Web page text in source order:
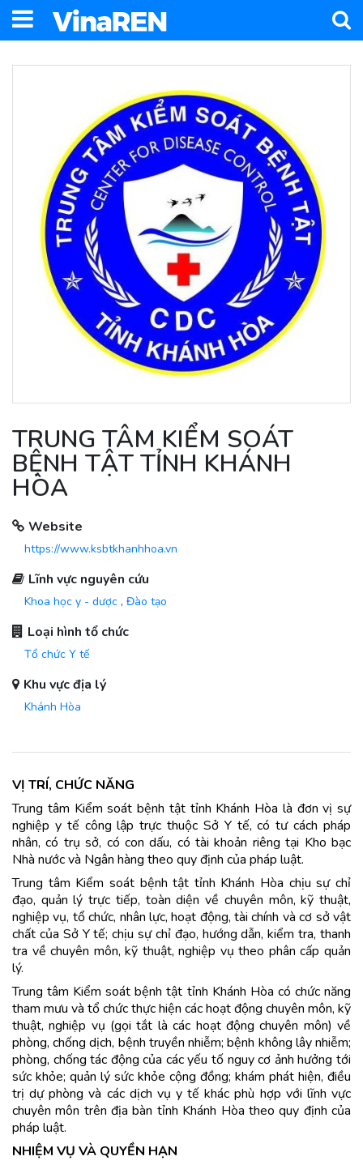
TRUNG TÂM KIỂM SOÁT
BỆNH TẬT TỈNH KHÁNH
HÒA
Website
https://www.ksbtkhanhhoa.vn
Lĩnh vực nguyên cứu
Khoa học y - dược , Đào tạo
Loại hình tổ chức
Tổ chức Y tế
Khu vực địa lý
Khánh Hòa
VỊ TRÍ, CHỨC NĂNG
Trung tâm Kiểm soát bệnh tật tỉnh Khánh Hòa là đơn vị sự
nghiệp y tế công lập trực thuộc Sở Y tế, có tư cách pháp
nhân, có trụ sở, có con dấu, có tài khoản riêng tại Kho bạc
Nhà nước và Ngân hàng theo quy định của pháp luật.
Trung tâm Kiểm soát bệnh tật tỉnh Khánh Hòa chịu sự chỉ
đạo, quản lý trực tiếp, toàn diện về chuyên môn, kỹ thuật,
nghiệp vụ, tổ chức, nhân lực, hoạt động, tài chính và cơ sở vật
chất của Sở Y tế; chịu sự chỉ đạo, hướng dẫn, kiểm tra, thanh
tra về chuyên môn, kỹ thuật, nghiệp vụ theo phân cấp quản
lý.
Trung tâm Kiểm soát bệnh tật tỉnh Khánh Hòa có chức năng
tham mưu và tổ chức thực hiện các hoạt động chuyên môn, kỹ
thuật, nghiệp vụ (gọi tắt là các hoạt động chuyên môn) về
phòng, chống dịch, bệnh truyền nhiễm; bệnh không lây nhiễm;
phòng, chống tác động của các yếu tố nguy cơ ảnh hưởng tới
sức khỏe; quản lý sức khỏe cộng đồng; khám phát hiện, điều
trị dự phòng và các dịch vụ y tế khác phù hợp với lĩnh vực
chuyên môn trên địa bàn tỉnh Khánh Hòa theo quy định của
pháp luật.
NHIỆM VỤ VÀ QUYỀN HẠN